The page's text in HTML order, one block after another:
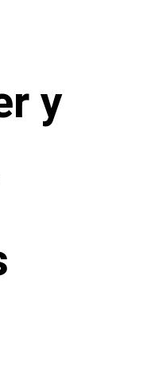
y